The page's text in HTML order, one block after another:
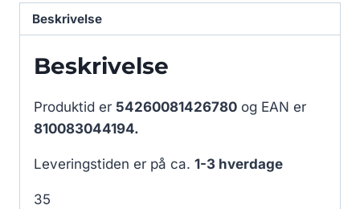
Beskrivelse
Beskrivelse
Produktid er 54260081426780 og EAN er
810083044194.
Leveringstiden er på ca. 1-3 hverdage
35